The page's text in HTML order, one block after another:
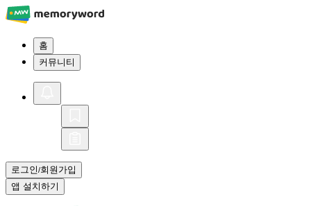
홈
커뮤니티
로그인/회원가입
앱 설치하기